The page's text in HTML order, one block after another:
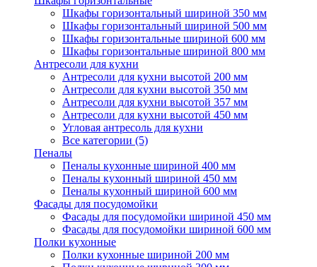
Шкафы горизонтальный шириной 350 мм
Шкафы горизонтальный шириной 500 мм
Шкафы горизонтальные шириной 600 мм
Шкафы горизонтальные шириной 800 мм
Антресоли для кухни
Антресоли для кухни высотой 200 мм
Антресоли для кухни высотой 350 мм
Антресоли для кухни высотой 357 мм
Антресоли для кухни высотой 450 мм
Угловая антресоль для кухни
Все категории (5)
Пеналы
Пеналы кухонные шириной 400 мм
Пеналы кухонный шириной 450 мм
Пеналы кухонный шириной 600 мм
Фасады для посудомойки
Фасады для посудомойки шириной 450 мм
Фасады для посудомойки шириной 600 мм
Полки кухонные
Полки кухонные шириной 200 мм